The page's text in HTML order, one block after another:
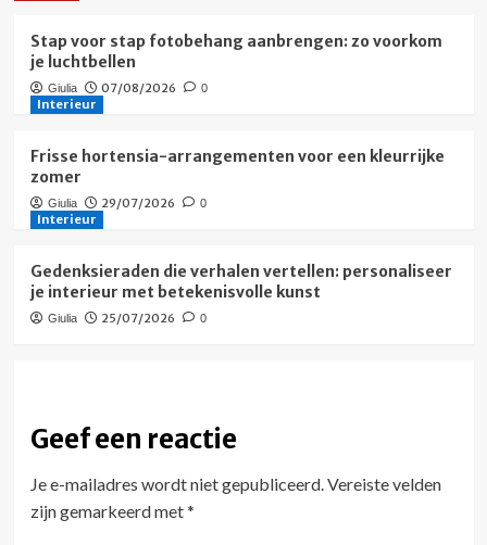
Stap voor stap fotobehang aanbrengen: zo voorkom
je luchtbellen
Giulia 07/08/2026 0
Interieur
Frisse hortensia-arrangementen voor een kleurrijke
zomer
Giulia 29/07/2026 0
Interieur
Gedenksieraden die verhalen vertellen: personaliseer
je interieur met betekenisvolle kunst
Giulia 25/07/2026 0
Geef een reactie
Je e-mailadres wordt niet gepubliceerd. Vereiste velden
zijn gemarkeerd met*